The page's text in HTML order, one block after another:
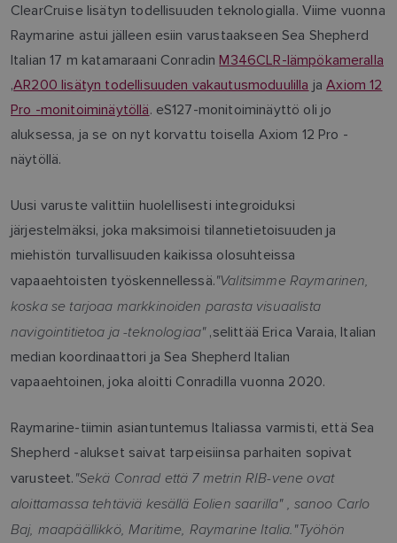
ClearCruise lisätyn todellisuuden teknologialla. Viime vuonna
Raymarine astui jälleen esiin varustaakseen Sea Shepherd
Italian 17 m katamaraani ConradinM346CLR-lämpökameralla
,AR200 lisätyn todellisuuden vakautusmoduulilla jaAxiom 12
Pro -monitoiminäytöllä. eS127-monitoiminäyttö oli jo
aluksessa, ja se on nyt korvattu toisella Axiom 12 Pro -
näytöllä.
Uusi varuste valittiin huolellisesti integroiduksi
järjestelmäksi, joka maksimoisi tilannetietoisuuden ja
miehistön turvallisuuden kaikissa olosuhteissa
vapaaehtoisten työskennellessä."Valitsimme Raymarinen,
koska se tarjoaa markkinoiden parasta visuaalista
navigointitietoa ja -teknologiaa",selittää Erica Varaia, Italian
median koordinaattori ja Sea Shepherd Italian
vapaaehtoinen, joka aloitti Conradilla vuonna 2020.
Raymarine-tiimin asiantuntemus Italiassa varmisti, että Sea
Shepherd -alukset saivat tarpeisiinsa parhaiten sopivat
varusteet. "Sekä Conrad että 7 metrin RIB-vene ovat
aloittamassa tehtäviä kesällä Eolien saarilla" , sanoo Carlo
Baj, maapäällikkö, Maritime, Raymarine Italia."Työhön